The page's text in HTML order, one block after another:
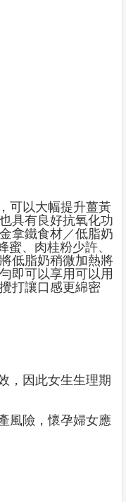
可以大幅提升薑黃
具有良好抗氧化功
拿鐵食材／低脂奶
蜜、肉桂粉少許、
低脂奶稍微加熱將
即可以享用可以用
打讓口感更綿密
，因此女生生理期
風險，懷孕婦女應